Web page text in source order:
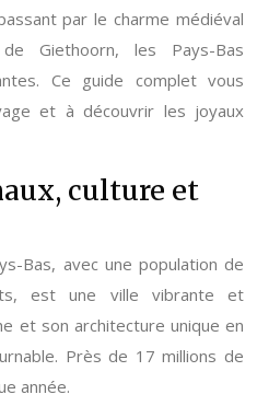
par le charme médiéval
Giethoorn, les Pays-Bas
Ce guide complet vous
et à découvrir les joyaux
culture et
Bas, avec une population de
est une ville vibrante et
et son architecture unique en
Près de 17 millions de
année.